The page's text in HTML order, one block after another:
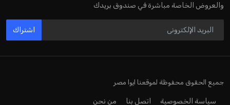
والعروض الخاصة مباشرة في صندوق بريدك
اشتراك
جميع الحقوق محفوظة لموقعنا ايوا مصر
سياسة الخصوصية اتصل بنا من نحن